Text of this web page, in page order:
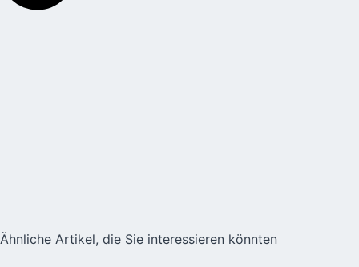
Ähnliche Artikel, die Sie interessieren könnten